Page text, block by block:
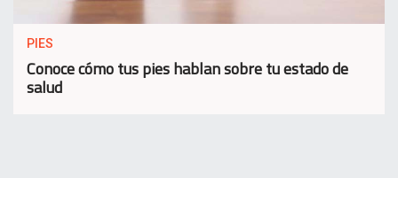
PIES
Conoce cómo tus pies hablan sobre tu estado de
salud